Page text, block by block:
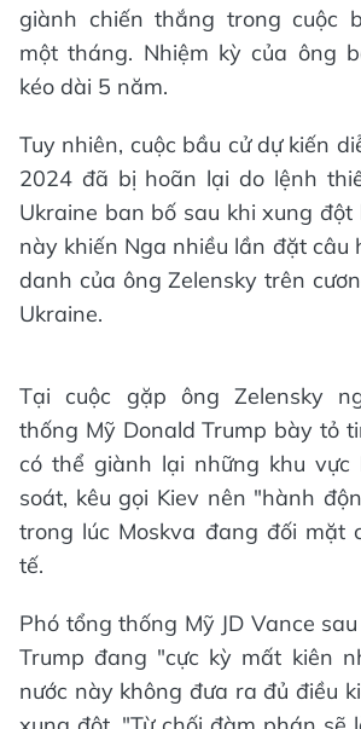
giành chiến thắng trong cuộc
một tháng. Nhiệm kỳ của ông
kéo dài 5 năm.
Tuy nhiên, cuộc bầu cử dự kiến
2024 đã bị hoãn lại do lệnh
Ukraine ban bố sau khi xung
này khiến Nga nhiều lần đặt câu
danh của ông Zelensky trên
Ukraine.
Tại cuộc gặp ông Zelensky
thống Mỹ Donald Trump bày tỏ
có thể giành lại những khu vực
soát, kêu gọi Kiev nên "hành
trong lúc Moskva đang đối mặt
tế.
Phó tổng thống Mỹ JD Vance
Trump đang "cực kỳ mất kiên
nước này không đưa ra đủ điều